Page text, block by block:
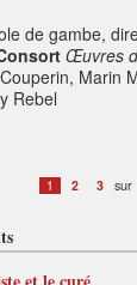
de gambe,
Œuvres
Marin
Rebel
1 2 3 sur